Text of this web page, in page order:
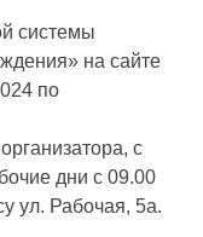
системы
на сайте
по
с
дни с 09.00
ул. Рабочая, 5а.